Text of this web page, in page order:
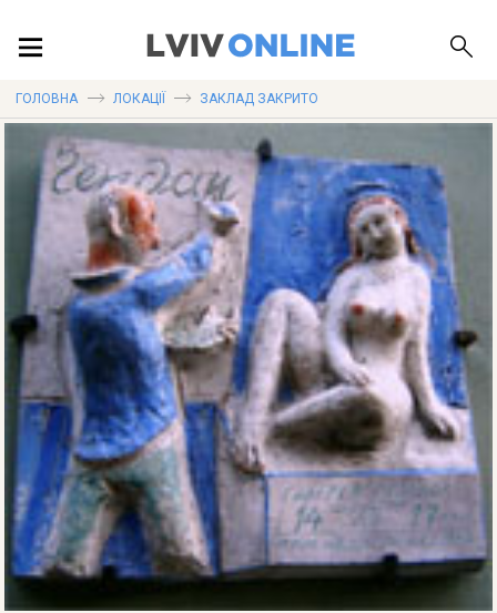
ЛОКАЦІЇ
ПУБЛІКАЦІЇ
ДОВІДКА
ГОЛОВНА ЛОКАЦІЇ ЗАКЛАД ЗАКРИТО